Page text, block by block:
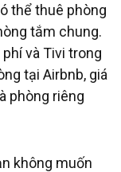
thể thuê phòng
tắm chung.
và Tivi trong
tại Airbnb, giá
phòng riêng
không muốn